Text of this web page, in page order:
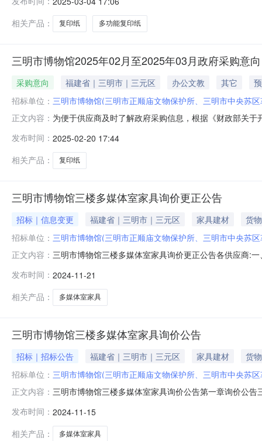
道联系方式：18950951760六、合同主要信息主要标的
相关产品：
复印纸 多功能复印纸
三明市博物馆2025年02月至2025年03月政府采购意向
采购意向 福建省｜三明市｜三元区 办公文教 其它
招标单位： 三明市博物馆(三明市正顺庙文物保护所、三明市中央苏
正文内容： 为便于供应商及时了解政府采购信息，根据《财政部关
求：满足办公打印复印需求0.2580002025年03月无本次
年02月20日
发布时间： 2025-02-20 17:44
相关产品：
复印纸
三明市博物馆三楼多媒体室家具询价更正公告
招标｜信息变更 福建省｜三明市｜三元区 家具建材
货物
招标单位： 三明市博物馆(三明市正顺庙文物保护所、三明市中央苏
正文内容： 三明市博物馆三楼多媒体室家具询价更正公告各供应商:
发布时间： 2024-11-21
相关产品：
多媒体室家具
三明市博物馆三楼多媒体室家具询价公告
招标｜招标公告 福建省｜三明市｜三元区 家具建材
货物
招标单位： 三明市博物馆(三明市正顺庙文物保护所、三明市中央苏
正文内容： 三明市博物馆三楼多媒体室家具询价公告第一章询价公
标及材质说明数量单位参考图片1讲台700*500*1130饰
用耐磨五金配件：防腐防锈，经电镀
发布时间： 2024-11-15
相关产品：
多媒体室家具